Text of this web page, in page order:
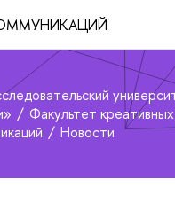
Факультет
Новости